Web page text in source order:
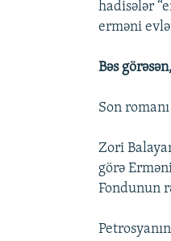
hadisələr
erməni
Bəs
Son
Zori
görə
Fondunun